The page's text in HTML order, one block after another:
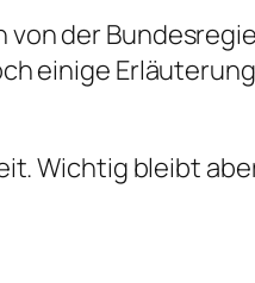
der
einige
Wichtig bleibt